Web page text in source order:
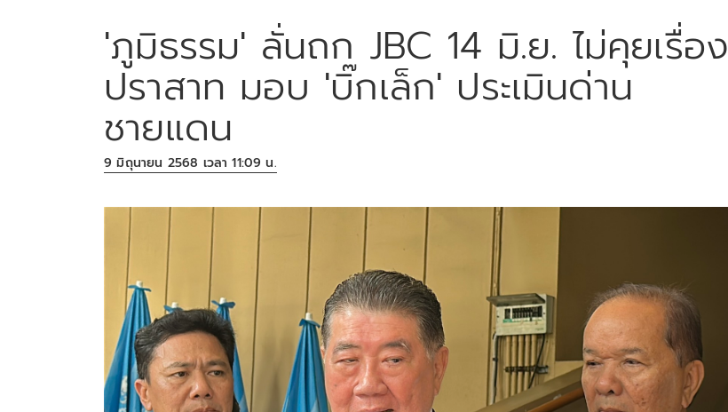
'ภูมิธรรม' ลั่นถก JBC 14 มิ.ย. ไม่คุยเรื่อง
ปราสาท มอบ 'บิ๊กเล็ก' ประเมินด่าน
ชายแดน
9 มิถุนายน 2568 เวลา 11:09 น.